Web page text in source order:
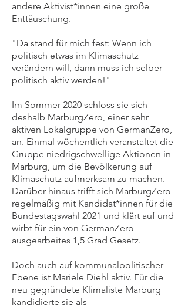
andere Aktivist*innen eine große
Enttäuschung.
"Da stand für mich fest: Wenn ich
politisch etwas im Klimaschutz
verändern will, dann muss ich selber
politisch aktiv werden!"
Im Sommer 2020 schloss sie sich
deshalb MarburgZero, einer sehr
aktiven Lokalgruppe von GermanZero,
an. Einmal wöchentlich veranstaltet die
Gruppe niedrigschwellige Aktionen in
Marburg, um die Bevölkerung auf
Klimaschutz aufmerksam zu machen.
Darüber hinaus trifft sich MarburgZero
regelmäßig mit Kandidat*innen für die
Bundestagswahl 2021 und klärt auf und
wirbt für ein von GermanZero
ausgearbeites 1,5 Grad Gesetz.
Doch auch auf kommunalpolitischer
Ebene ist Mariele Diehl aktiv. Für die
neu gegründete Klimaliste Marburg
kandidierte sie als